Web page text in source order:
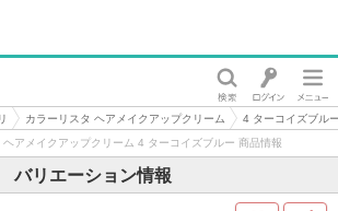
カラーリスタ ヘアメイクアップクリーム
4 ターコイズブル
アメイクアップクリーム 4 ターコイズブルー 商品情報
バリエーション情報